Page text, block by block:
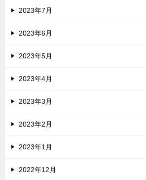
2023年7月
2023年6月
2023年5月
2023年4月
2023年3月
2023年2月
2023年1月
2022年12月